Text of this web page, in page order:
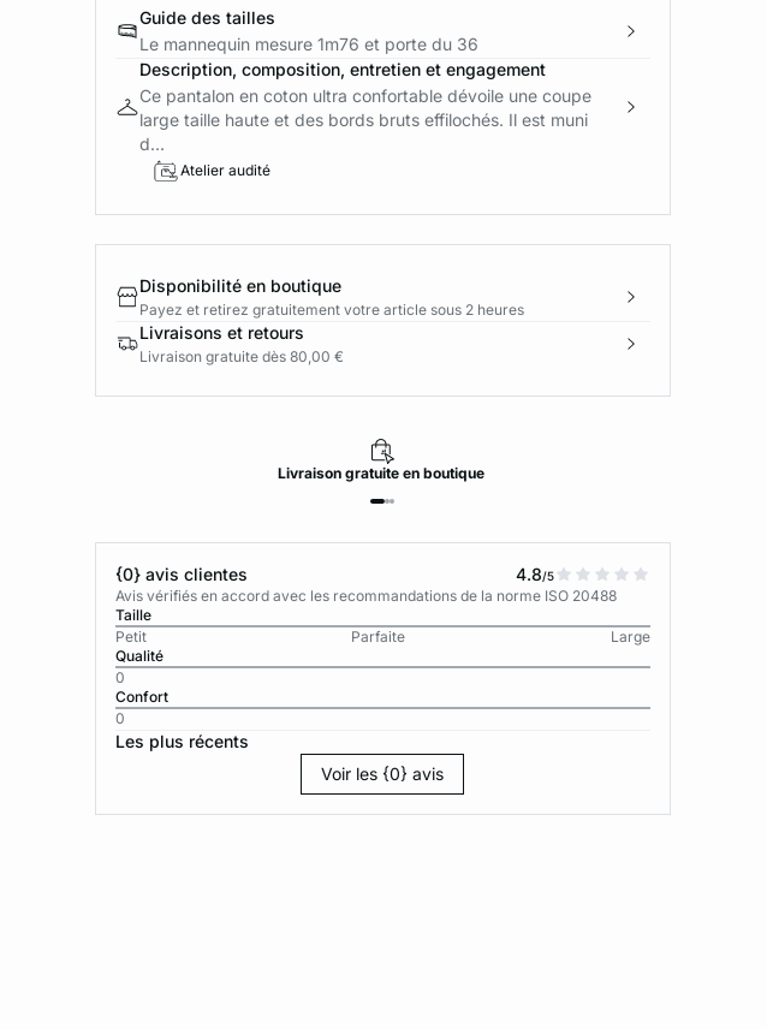
Guide des tailles
Le mannequin mesure 1m76 et porte du 36
Description, composition, entretien et engagement
Ce pantalon en coton ultra confortable dévoile une coupe
large taille haute et des bords bruts effilochés. Il est muni
d...
Atelier audité
Disponibilité en boutique
Payez et retirez gratuitement votre article sous 2 heures
Livraisons et retours
Livraison gratuite dès 80,00 €
Livraison gratuite en boutique
{0} avis clientes 4.8/5
Avis vérifiés en accord avec les recommandations de la norme ISO 20488
Taille
Petit
Parfaite
Large
Qualité
0
Confort
0
Les plus récents
Voir les {0} avis